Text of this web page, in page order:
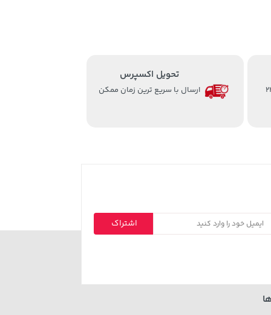
8 الی 24
تحویل اکسپرس
ارسال با سریع ترین زمان ممکن
اشتراک